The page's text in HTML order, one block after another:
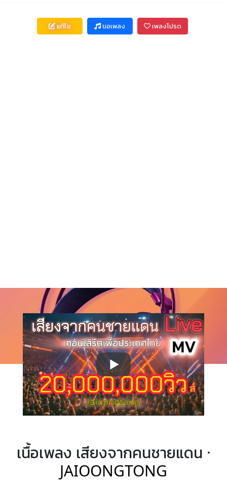
แก้ไข ขอเพลง เพลงโปรด
เนื้อเพลง เสียงจากคนชายแดน ·
JAIOONGTONG